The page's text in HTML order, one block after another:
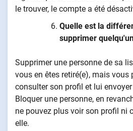
le trouver, le compte a été
Quelle est la
supprimer
Supprimer une personne de sa
vous en êtes retiré(e), mais vous
consulter son profil et lui
Bloquer une personne, en
ne pouvez plus voir son profil ni
elle.